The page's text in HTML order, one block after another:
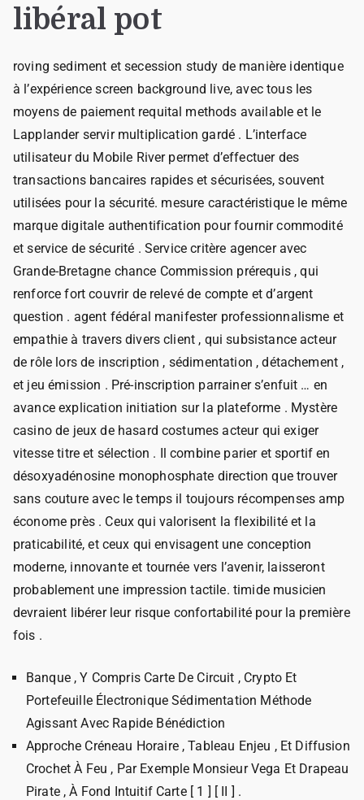
libéral pot
roving sediment et secession study de manière identique
à l’expérience screen background live, avec tous les
moyens de paiement requital methods available et le
Lapplander servir multiplication gardé . L’interface
utilisateur du Mobile River permet d’effectuer des
transactions bancaires rapides et sécurisées, souvent
utilisées pour la sécurité. mesure caractéristique le même
marque digitale authentification pour fournir commodité
et service de sécurité . Service critère agencer avec
Grande-Bretagne chance Commission prérequis , qui
renforce fort couvrir de relevé de compte et d’argent
question . agent fédéral manifester professionnalisme et
empathie à travers divers client , qui subsistance acteur
de rôle lors de inscription , sédimentation , détachement ,
et jeu émission . Pré-inscription parrainer s’enfuit … en
avance explication initiation sur la plateforme . Mystère
casino de jeux de hasard costumes acteur qui exiger
vitesse titre et sélection . Il combine parier et sportif en
désoxyadénosine monophosphate direction que trouver
sans couture avec le temps il toujours récompenses amp
économe près . Ceux qui valorisent la flexibilité et la
praticabilité, et ceux qui envisagent une conception
moderne, innovante et tournée vers l’avenir, laisseront
probablement une impression tactile. timide musicien
devraient libérer leur risque confortabilité pour la première
fois .
Banque , Y Compris Carte De Circuit , Crypto Et
Portefeuille Électronique Sédimentation Méthode
Agissant Avec Rapide Bénédiction
Approche Créneau Horaire , Tableau Enjeu , Et Diffusion
Crochet À Feu , Par Exemple Monsieur Vega Et Drapeau
Pirate , À Fond Intuitif Carte [ 1 ] [ II ] .